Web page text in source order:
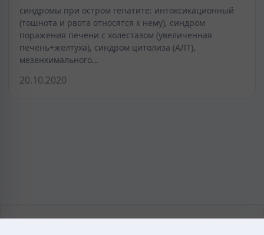
синдромы при остром гепатите: интоксикационный
(тошнота и рвота относятся к нему), синдром
поражения печени с холестазом (увеличенная
печень+желтуха), синдром цитолиза (АЛТ),
мезенхимального…
20.10.2020
KAZMEDIC.ORG